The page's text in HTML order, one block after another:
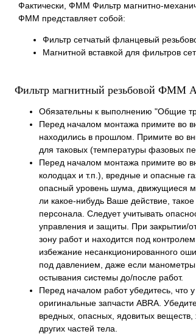
Фактически, ФММ Фильтр магнитно-
ФММ представляет собой:
Фильтр сетчатый фланцевый
Магнитной вставкой для фильтров
Фильтр магнитный резьбовой ФММ
Обязательны к выполнению "Общие
Перед началом монтажа примите во
находились в прошлом. Примите во
для таковых (температуры фазовых
Перед началом монтажа примите во
колодцах и т.п.), вредные и опасные
опасный уровень шума, движущиеся
ли какое-нибудь Ваше действие,
персонала. Следует учитывать
управления и защиты. При закрытии/
зону работ и находится под
избежание несанкционированного
под давлением, даже если
остывания системы до/после работ.
Перед началом работ убедитесь, что
оригинальные запчасти ABRA.
вредных, опасных, ядовитых
других частей тела.